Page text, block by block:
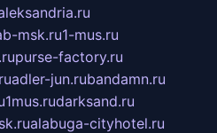
msk.ru1-mus.ru
purse-factory.ru
adler-jun.rubandamn.ru
1mus.rudarksand.ru
alabuga-cityhotel.ru